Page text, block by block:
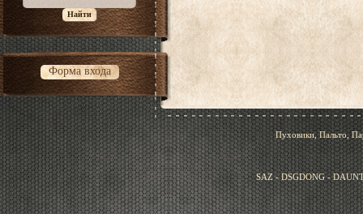
Форма входа
Пуховики, Пальто,
SAZ - DSGDONG -